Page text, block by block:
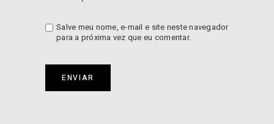
Salve meu nome, e-mail e site neste navegador
para a próxima vez que eu comentar.
ENVIAR